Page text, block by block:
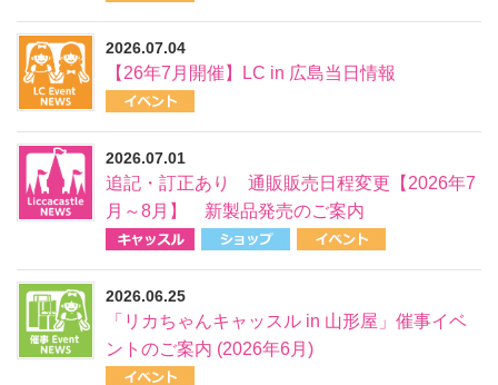
2026.07.04
【26年7月開催】LC in 広島当日情報
2026.07.01
追記・訂正あり 通販販売日程変更【2026年7
月～8月】 新製品発売のご案内
2026.06.25
「リカちゃんキャッスル in 山形屋」催事イベ
ントのご案内 (2026年6月)